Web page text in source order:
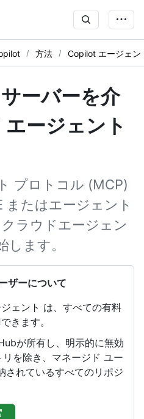
方法 Copilot エージェン
ーバーを介
ージェント
プロトコル (MCP)
またはエージェント
ラウドエージェン
します。
ザーについて
ェント は、すべての有料
きます。
が所有し、明示的に無効
を除き、マネージド ユー
されているすべてのリポジ